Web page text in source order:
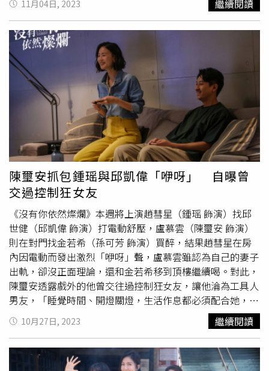
婚。沒想到最後一集也正式公開女兒發生意外的原因，結局
令不少人吃驚。孫可芳將迎來燦爛結局。（圖／時創影業
）
出：「注意妳的態度喔，我還是妳媽！」說完後被自己嚇
到，「因為我整個人非常激動，而且還很鼻酸。當下對於母
女之間那種碰撞非常有感覺。」還有一場女兒在外遇到困
難、打電話回來求救的戲，也讓楊謹華情緒直接崩潰，「我
對著戲裡媽媽（古名伸）哭喊：『當媽媽怎麼那麼難！』後
來回想這場戲的感覺，好像也在替我媽發聲。」楊謹華
（右）對著劇中的媽媽古名伸（左）哭喊：「當媽媽怎麼那
麼難！」（圖/焦正德攝）李維維在劇中飾演當紅人氣女星
Lynn，她表示收到導演邀約後，被劇中探討「網紅」的主題
所吸引，便一口答應演出。有趣的是，她為了被拍到與楊謹
華同框時不要看起來差異太大，在開拍前瘦了三公斤。而與
李維維早在模特兒時期就曾於廣告中當過夫妻的鍾承翰，這
次在劇中飾演個性耿直、辦案執著的警察大金，對於兩人多
年後再次合作演夫妻，彼此都覺得很巧。戲外鍾承翰與太太
結婚滿十週年，日前他精心準備了鑽石耳環、感人告白要製
造浪漫驚喜，沒想到太太竟忙碌到完全忘記結婚紀念日，他
也表示兩人認識很久了，「之前沒有正式求過婚，所以十週
年我就用一個類似求婚的方式，訂做一個鑽石耳環送她，當
下問她『願不願意接下來十年再攜手一起走？』」直接在現
場大撒糖。李維維（右）為了與楊謹華（中）同框瘦了三公
斤。（圖/焦正德攝）劇情描述單親媽媽怡安獨自撫養雙胞
胎女兒長大，姊姊凱希甜美討喜，五歲時意外與怡安成為知
名的親子網紅，妹妹莉莉害羞內向，從未在鏡頭前露面，成
為無人知曉的另一名女兒。長達十年的網紅人生改變了親子
關係，連怡安也難以確認「母愛」的重量，進入青春期的凱
11月04日, 2023 繼續閱讀
陳璽安抓包鍾瑶與邱凱偉「咿呀」 自曝曾
交過控制狂女友
《沒有你依然燦爛》本週將上演趙彗星（鍾瑶 飾演）找邱
世健（邱凱偉 飾演）打電動舒壓，盧慕雲（陳璽安 飾演）
則在對門找金若希（孫可芳 飾演）買醉，結果趙彗星在房
內因電動而發出激烈「咿呀」聲，盧慕雲雖認為自己的妻子
出軌，卻沒正面理論，還和金若希移到頂樓繼續喝。對此，
陳璽安透露戲外的他曾交往過控制狂女友，讓他淪為工具人
男友，「睡覺時間、開燈關燈，生活作息都必須配合她，還
要幫她遛狗，當她跟狗的司機。」陳璽安（右）在《沒有你
依然燦爛》找孫可芳（左）到頂樓喝酒買醉。（圖／時創影
業）劇中，陳璽安飾演的盧慕雲面對妻子疑似對感情不忠，
縱使生氣卻也選擇包容，戲外若遇到類似狀況，他同樣會選
10月27日, 2023 繼續閱讀